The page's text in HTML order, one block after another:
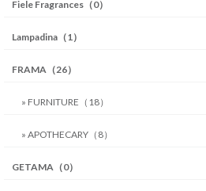
Fiele Fragrances（0）
Lampadina（1）
FRAMA（26）
» FURNITURE（18）
» APOTHECARY（8）
GETAMA（0）